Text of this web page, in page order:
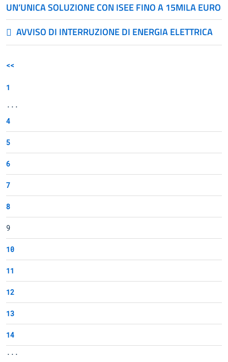
UN’UNICA SOLUZIONE CON ISEE FINO A 15MILA EURO
AVVISO DI INTERRUZIONE DI ENERGIA ELETTRICA
<<
1
...
4
5
6
7
8
9
10
11
12
13
14
...